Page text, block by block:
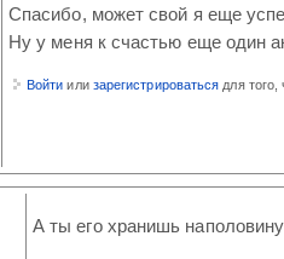
Спасибо, может свой я еще
Ну у меня к счастью еще один
Войти или зарегистрироваться для
А ты его хранишь